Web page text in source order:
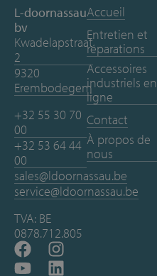
L-doornassau
bv
Kwadelapstraat
2
9320
Erembodegem
+32 55 30 70
00
+32 53 64 44
00
sales@ldoornassau.be
service@ldoornassau.be
TVA: BE
0878.712.805
Accueil
Entretien et
réparations
Accessoires
industriels en
ligne
Contact
À propos de
nous